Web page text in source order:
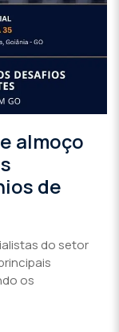
almoço
de
do setor
os